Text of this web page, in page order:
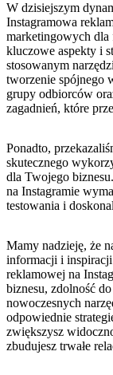
W dzisiejszym
Instagramowa
marketingowych
kluczowe aspekty⁤ i
stosowanym⁢
tworzenie spójnego
grupy⁢ odbiorców
zagadnień, które
Ponadto,
skutecznego
dla Twojego⁤
na Instagramie‌
testowania i
Mamy nadzieję, że
informacji i
reklamowej na
biznesu, zdolność
nowoczesnych‌
odpowiednie
zwiększysz
zbudujesz ⁤trwałe